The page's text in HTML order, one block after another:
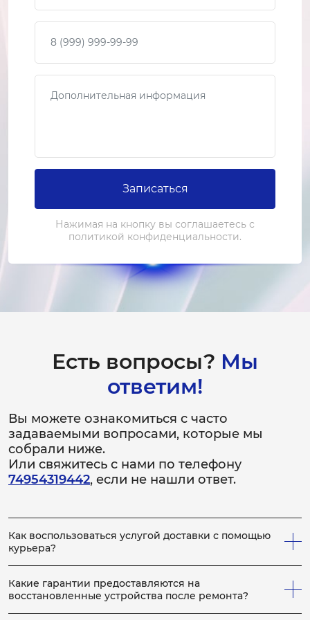
от 2 500 ₽
Ремонт ТЭНа
1-2 часа
от 4 000 ₽
Ремонт системы нагрева
2-3 часа
от 2 000 ₽
2-3 часа
от 2 500 ₽
3-4 часа
от 5 000 ₽
Ремонт двигателя
Ваш телефон
Сообщение
Записаться
Нажимая на кнопку вы соглашаетесь с
политикой конфиденциальности.
Есть вопросы? Мы
ответим!
Вы можете ознакомиться с часто
задаваемыми вопросами, которые мы
собрали ниже.
Или свяжитесь с нами по телефону
74954319442, если не нашли ответ.
Как воспользоваться услугой доставки с помощью
курьера?
Всё просто! Если у вас не получается привезти
неисправное устройство в сервис, вы можете заказать
нашего курьера, который заберет устройство на
ремонт, по выполнению которого, доставит устройство
обратно вам. Для этого сообщите менеджеру по
Какие гарантии предоставляются на
восстановленные устройства после ремонта?
На каждое отремонтированное устройство выдается